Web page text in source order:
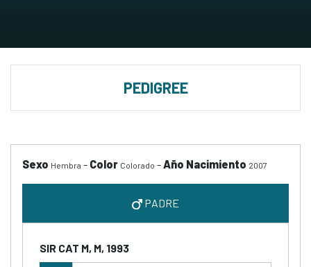
PEDIGREE
Sexo Hembra - Color Colorado -Año Nacimiento 2007
PADRE
SIR CAT M, M, 1993